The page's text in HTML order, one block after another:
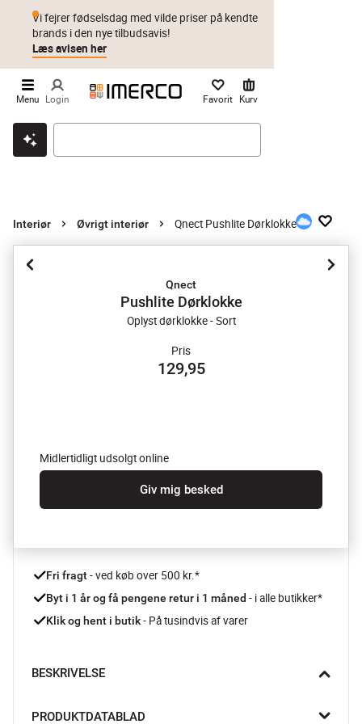
Klik & hent Byt i 1 år Prismatch
Vi fejrer fødselsdag med vilde priser på kendte
brands i den nye tilbudsavis!
Læs avisen her
Menu Login Favorit Kurv
Interiør Øvrigt interiør Qnect Pushlite Dørklokke
Qnect
Pushlite Dørklokke
Oplyst dørklokke - Sort
Pris
129,95
Midlertidligt udsolgt online
Giv mig besked
Fri fragt - ved køb over 500 kr.*
Byt i 1 år og få pengene retur i 1 måned - i alle butikker*
Klik og hent i butik - På tusindvis af varer
BESKRIVELSE
klokkeknap med navneskilt. Dørknappen lyser op, så den byder
PRODUKTDATABLAD